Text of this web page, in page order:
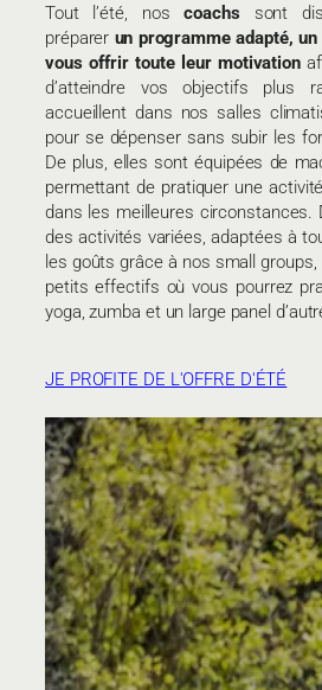
Tout l’été, noscoachs sont
préparer un programme adapté,
vous offrir toute leur motivation
d’atteindre vos objectifs plus
accueillent dans nos salles
pour se dépenser sans subir les
De plus, elles sont équipées de
permettant de pratiquer une
dans les meilleures circonstances.
des activités variées, adaptées à
les goûts grâce à nos small
petits effectifs où vous pourrez
yoga, zumba et un large panel
JE PROFITE DE L'OFFRE D'ÉTÉ